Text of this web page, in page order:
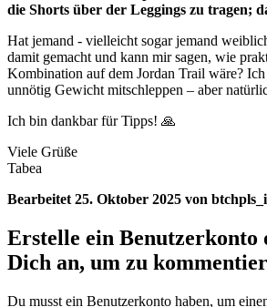
die Shorts über der Leggings zu tragen;
Hat jemand - vielleicht sogar jemand
damit gemacht und kann mir sagen, wie
Kombination auf dem Jordan Trail wäre?
unnötig Gewicht mitschleppen – aber
Ich bin dankbar für Tipps! 🙏
Viele Grüße
Tabea
Bearbeitet 25. Oktober 2025 von
Erstelle ein Benutzerkonto
Dich an, um zu
Du musst ein Benutzerkonto haben, um